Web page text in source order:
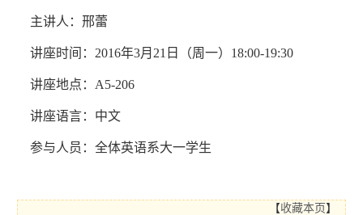
主讲人：邢蕾
讲座时间： 2016年3月 21 日（周一） 18:00-19:30
讲座地点： A5-206
讲座语言：中文
参与人员：全体英语系大一学生
【收藏本页 】